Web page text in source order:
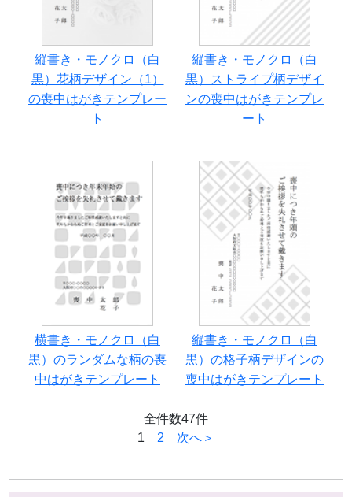
縦書き・モノクロ（白
黒）花柄デザイン（1）
の喪中はがきテンプレー
ト
縦書き・モノクロ（白
黒）ストライプ柄デザイ
ンの喪中はがきテンプレ
ート
横書き・モノクロ（白
黒）のランダムな柄の喪
中はがきテンプレート
縦書き・モノクロ（白
黒）の格子柄デザインの
喪中はがきテンプレート
全件数47件
1 2 次へ＞